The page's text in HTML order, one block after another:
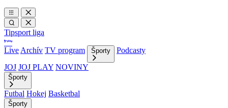
Tipsport liga
Live Archív TV program Športy
Podcasty
JOJ JOJ PLAY NOVINY
Športy
Futbal Hokej Basketbal
Športy